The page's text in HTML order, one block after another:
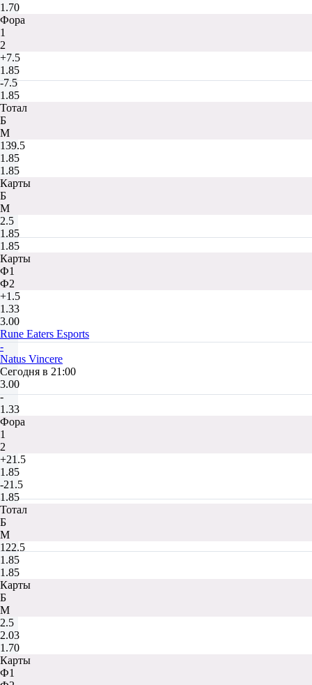
1.70
Фора
1
2
+7.5
1.85
-7.5
1.85
Тотал
Б
М
139.5
1.85
1.85
Карты
Б
М
2.5
1.85
1.85
Карты
Ф1
Ф2
+1.5
1.33
3.00
Rune Eaters Esports
-
Natus Vincere
Сегодня в 21:00
3.00
-
1.33
Фора
1
2
+21.5
1.85
-21.5
1.85
Тотал
Б
М
122.5
1.85
1.85
Карты
Б
М
2.5
2.03
1.70
Карты
Ф1